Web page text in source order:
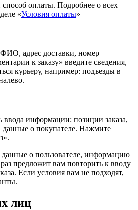
оплаты. Подробнее о всех
«Условия оплаты»
адрес доставки, номер
к заказу» введите сведения,
курьеру, например: подъезды в
ввода информации: позиции заказа,
о покупателе. Нажмите
о пользователе, информацию
предложит вам повторить к вводу
Если условия вам не подходят,
лиц